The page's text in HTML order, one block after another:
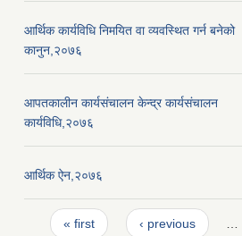
आर्थिक कार्यविधि निमयित वा व्यवस्थित गर्न बनेको
कानुन,२०७६
आपतकालीन कार्यसंचालन केन्द्र कार्यसंचालन
कार्यविधि,२०७६
आर्थिक ऐन,२०७६
Pages
« first ‹ previous